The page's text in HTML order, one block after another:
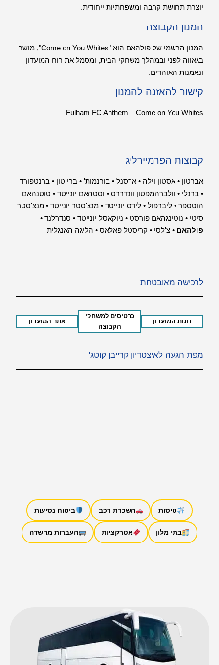
יוצרת תחושת קרבה ומשפחתיות ייחודית.
המנון הקבוצה
המנון הרשמי של פולהאם הוא "Come on You Whites", מושר
בגאווה לפני ובמהלך משחקי הבית, ומסמל את רוח המועדון
ונאמנות האוהדים.
קישור להאזנה להמנון
Fulham FC Anthem – Come on You Whites
קבוצות הפרמיירליג
אברטון • אסטון וילה • ארסנל • בורנמות' • ברייטון • ברנטפורד
• ברנלי • וולברהמפטון וונדררס • וסטהאם יונייטד • טוטנהאם
הוטספר • ליברפול • לידס יונייטד • מנצ'סטר יונייטד • מנצ'סטר
סיטי • נוטינגהאם פורסט • ניוקאסל יונייטד • סנדרלנד •
פולהאם • צ'לסי • קריסטל פאלאס • הליגה האנגלית
לרכישה מאובטחת
חנות המועדון
כרטיסים למשחקי
הקבוצה
אתר המועדון
מפת הגעה לאיצטדיון קרייבן קוטג'
טיסות השכרת רכב ביטוח נסיעות
בתי מלון אטרקציות העברות מהשדה